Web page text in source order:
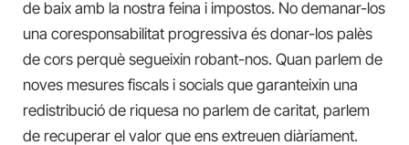
de baix amb la nostra feina i impostos. No demanar-los
una coresponsabilitat progressiva és donar-los palès
de cors perquè segueixin robant-nos. Quan parlem de
noves mesures fiscals i socials que garanteixin una
redistribució de riquesa no parlem de caritat, parlem
de recuperar el valor que ens extreuen diàriament.